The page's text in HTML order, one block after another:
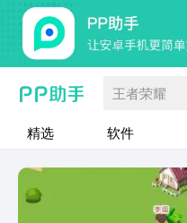
王者荣耀
精选 软件